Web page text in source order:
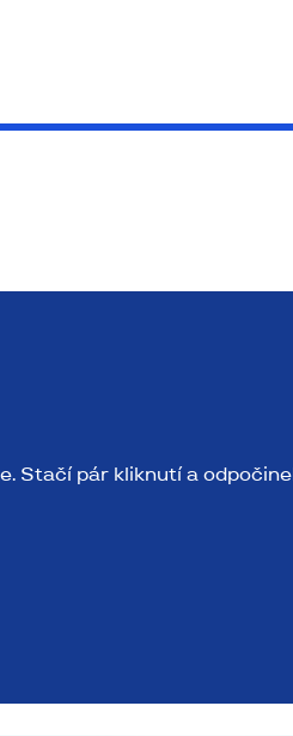
Stačí pár kliknutí a
několik tipů, kam na